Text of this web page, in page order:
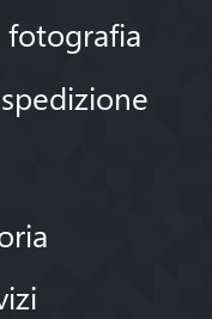
fotografia